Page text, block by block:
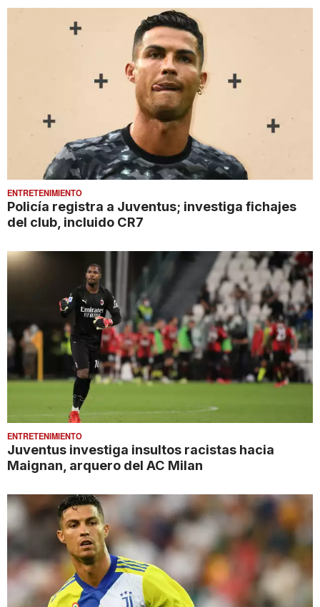
ENTRETENIMIENTO
Policía registra a Juventus; investiga fichajes
del club, incluido CR7
ENTRETENIMIENTO
Juventus investiga insultos racistas hacia
Maignan, arquero del AC Milan